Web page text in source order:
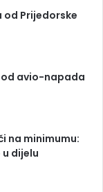
Prijedorske
od avio-napada
na minimumu:
dijelu